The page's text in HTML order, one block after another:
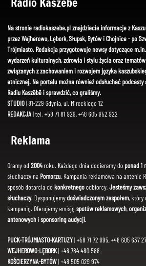
Na stronie radiokaszebe.pl znajdziecie informacje z
przez Wejherowo, Lębork, Słupsk, Bytów i Chojnice - po
Trójmiasto. Redakcja przygotowuje newsy dotyczące
wydarzeń kulturalnych, zdrowia i stylu życia oraz
związanych z zachowaniem i rozwojem języka
etnicznej. Na portalu można również odsłuchać
Radiu Kaszëbë i sprawdzić, co graliśmy.
STUDIO| 81-229 Gdynia, ul. Mireckiego 12
REDAKCJA| tel. +58 71 81 929, +48 605 952 922
Reklama
Gramy od 2004roku. Każdego dnia docieramy do ponad 1
słuchaczy na Pomorzu. Kampania reklamowa na antenie
sposób dotarcia dokonkretnegoodbiorcy. Jesteśmy
słuchaczy. Dysponujemydoświadczonym zespołem, który
kampanię. Oferujemy emisję spotów reklamowych,
antenowychi sponsoring audycji.
PUCK-TRÓJMIASTO-KARTUZY| +58 71 72 995, +48 605 637
WEJHEROWO-LĘBORK| +48 784 480 588
KOŚCIERZYNA-BYTÓW| +48 505 029 974